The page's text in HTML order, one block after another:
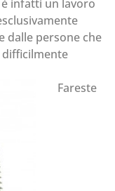
infatti un lavoro
dalle persone che
difficilmente
Fareste